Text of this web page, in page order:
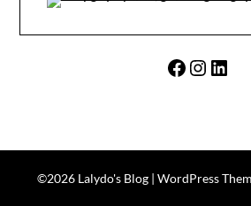
Facebook
©2026 Lalydo's Blog | WordPress